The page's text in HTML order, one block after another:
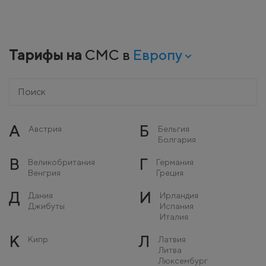
Тарифы на СМС в Европу
А Австрия Б
Бельгия
Болгария
В
Великобритания
Венгрия
Г
Германия
Греция
Д
Дания
Джибуты
И
Ирландия
Испания
Италия
К Кипр Л
Латвия
Литва
Люксембург